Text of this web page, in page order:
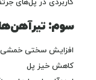
کاربردی در پل‌های
سوم:
افزایش سختی خمشی
کاهش خیز پل